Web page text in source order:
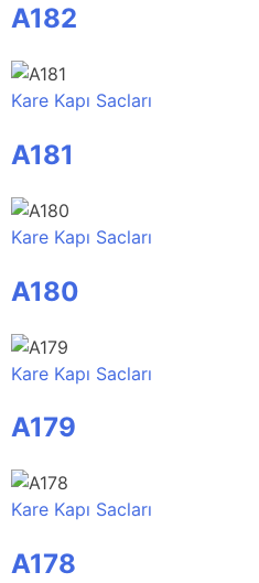
A182
Kare Kapı Sacları
A181
Kare Kapı Sacları
A180
Kare Kapı Sacları
A179
Kare Kapı Sacları
A178